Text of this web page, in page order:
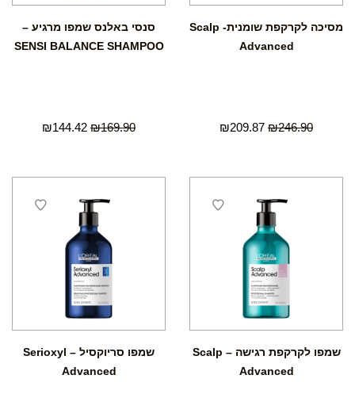
מסיכה לקרקפת שומנית- Scalp
Advanced
₪246.90
₪209.87
סנסי באלנס שמפו מרגיע –
SENSI BALANCE SHAMPOO
₪169.90
₪144.42
שמפו לקרקפת רגישה – Scalp
Advanced
שמפו סריוקסיל – Serioxyl
Advanced